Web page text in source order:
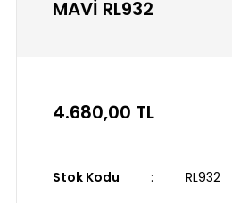
MAVİ RL932
4.680,00 TL
Stok Kodu RL932